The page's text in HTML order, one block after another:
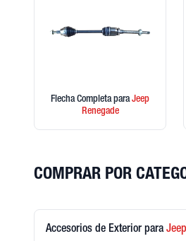
Flecha Completa paraJeep
Renegade
COMPRAR POR
Accesorios de Exterior paraJeep